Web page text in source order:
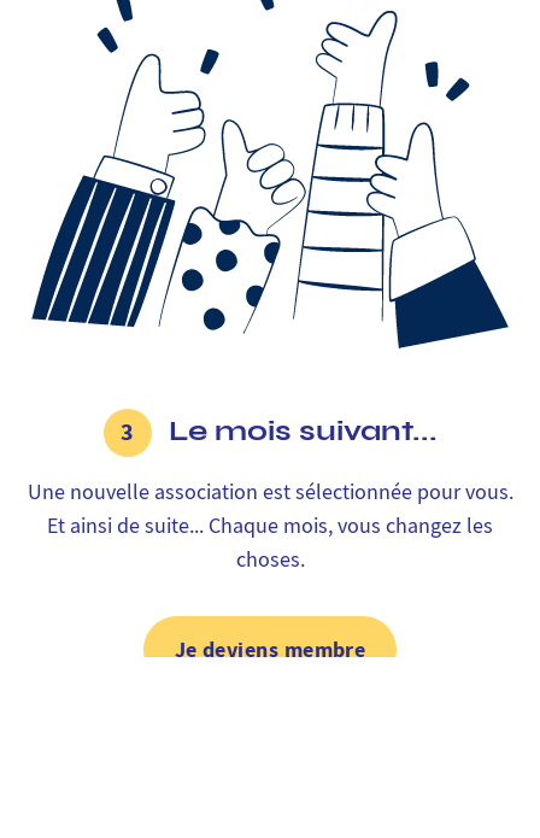
3 Le mois suivant...
Une nouvelle association est sélectionnée pour vous.
Et ainsi de suite... Chaque mois, vous changez les
choses.
Je deviens membre